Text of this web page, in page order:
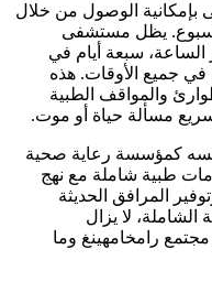
بإمكانية الوصول من خلال
أيام الأسبوع. يظل مستشفى
الساعة، سبعة أيام في
في جميع الأوقات. هذه
والمواقف الطبية
مسألة حياة أو موت.
كمؤسسة رعاية صحية
طبية شاملة مع نهج
المرافق الحديثة
الشاملة، لا يزال
رامخامهينغ وما